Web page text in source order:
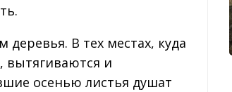
В тех местах, куда
вытягиваются и
осенью листья душат